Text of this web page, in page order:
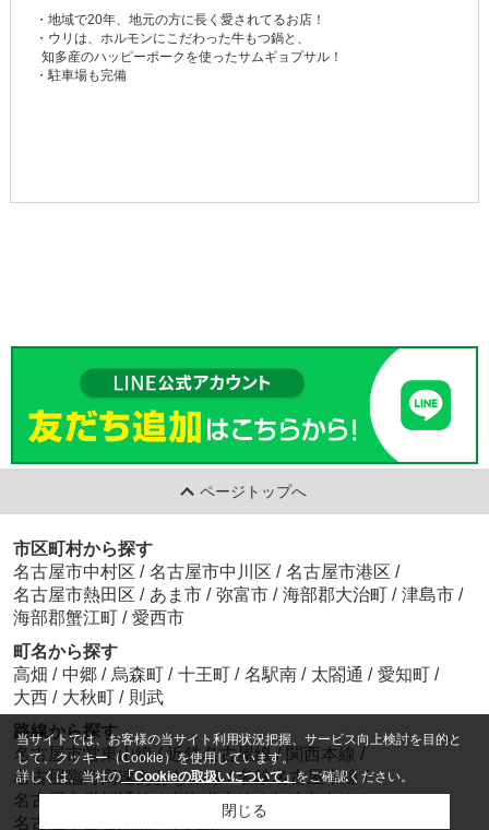
・地域で20年、地元の方に長く愛されてるお店！
・ウリは、ホルモンにこだわった牛もつ鍋と、
知多産のハッピーポークを使ったサムギョプサル！
・駐車場も完備
ページトップへ
市区町村から探す
名古屋市中村区 / 名古屋市中川区 / 名古屋市港区 /
名古屋市熱田区 / あま市 / 弥富市 / 海部郡大治町 / 津島市 /
海部郡蟹江町 / 愛西市
町名から探す
高畑 / 中郷 / 烏森町 / 十王町 / 名駅南 / 太閤通 / 愛知町 /
大西 / 大秋町 / 則武
路線から探す
名古屋市営東山線/ 近鉄名古屋線/ 関西本線 /
名古屋臨海高速あおなみ線/ 名鉄名古屋本線/
名古屋市営桜通線/ 東海道本線/ 名鉄犬山線/
名古屋市営名港線
当サイトでは、お客様の当サイト利用状況把握、サービス向上検討を目的と
して、クッキー（Cookie）を使用しています。
詳しくは、当社の「Cookieの取扱いについて」をご確認ください。
閉じる